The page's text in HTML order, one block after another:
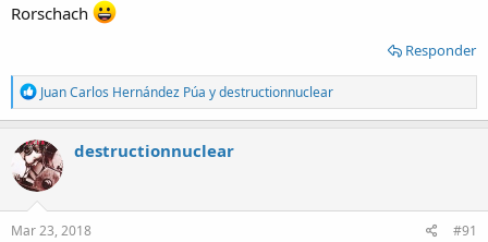
Rorschach
Responder
R
e
a
c
t
i
o
n
s
Juan Carlos Hernández Púa ydestructionnuclear
destructionnuclear
Mar 23, 2018 #91